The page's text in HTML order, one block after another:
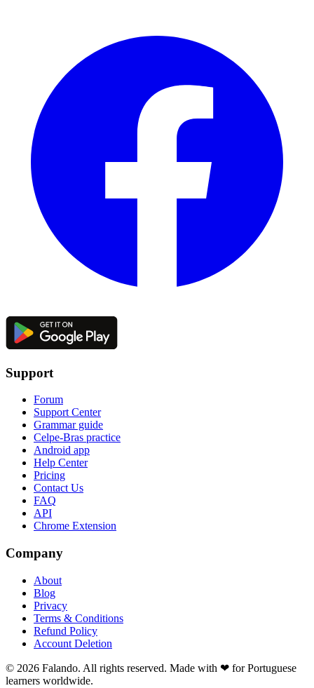
Support
Forum
Support Center
Grammar guide
Celpe-Bras practice
Android app
Help Center
Pricing
Contact Us
FAQ
API
Chrome Extension
Company
About
Blog
Privacy
Terms & Conditions
Refund Policy
Account Deletion
© 2026 Falando. All rights reserved. Made with ❤ for Portuguese
learners worldwide.